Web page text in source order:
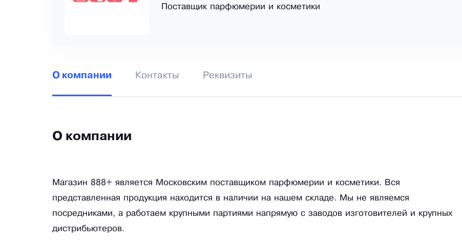
Поставщик парфюмерии и косметики
О компании Контакты Реквизиты
О компании
Магазин 888+ является Московским поставщиком парфюмерии и косметики. Вся
представленная продукция находится в наличии на нашем складе. Мы не являемся
посредниками, а работаем крупными партиями напрямую с заводов изготовителей и крупных
дистрибьютеров.